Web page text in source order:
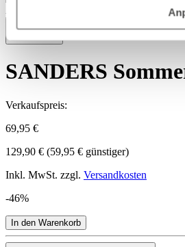
Marktverhaltensanalysen)
SANDERS
Verkaufspreis:
69,95 €
129,90 € (59,95 € günstiger)
Inkl. MwSt. zzgl. Versandkosten
-46%
In den Warenkorb